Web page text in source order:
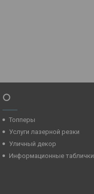
⭕
Топперы
Услуги лазерной резки
Уличный декор
Информационные таблички